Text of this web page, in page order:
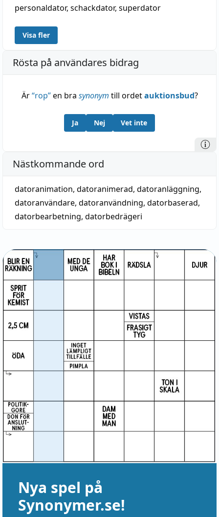
personaldator, schackdator, superdator
Visa fler
Rösta på användares bidrag
Är“rop”en bra synonym till ordetauktionsbud?
Ja Nej Vet inte
Nästkommande ord
datoranimation, datoranimerad, datoranläggning,
datoranvändare, datoranvändning, datorbaserad,
datorbearbetning, datorbedrägeri
Nya spel på
Synonymer.se!